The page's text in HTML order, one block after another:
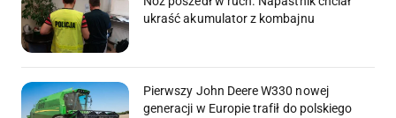
ukraść akumulator z kombajnu
Pierwszy John Deere W330 nowej
generacji w Europie trafił do polskiego